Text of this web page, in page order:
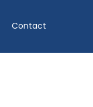
Contact